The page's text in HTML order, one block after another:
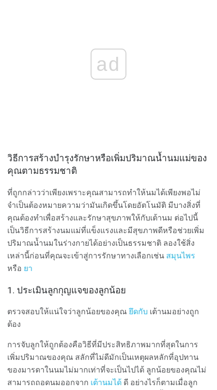
ad
วิธีการสร้างบำรุงรักษาหรือเพิ่มปริมาณน้ำนมแม่ของ
คุณตามธรรมชาติ
ที่ถูกกล่าวว่าเพียงเพราะคุณสามารถทำให้นมได้เพียงพอไม่
จำเป็นต้องหมายความว่ามันเกิดขึ้นโดยอัตโนมัติ มีบางสิ่งที่
คุณต้องทำเพื่อสร้างและรักษาสุขภาพให้กับเต้านม ต่อไปนี้
เป็นวิธีการสร้างนมแม่ที่แข็งแรงและมีสุขภาพดีหรือช่วยเพิ่ม
ปริมาณน้ำนมในร่างกายได้อย่างเป็นธรรมชาติ ลองใช้สิ่ง
เหล่านี้ก่อนที่คุณจะเข้าสู่การรักษาทางเลือกเช่น สมุนไพร
หรือ ยา
1. ประเมินลูกกุญแจของลูกน้อย
ตรวจสอบให้แน่ใจว่าลูกน้อยของคุณ ยึดกับ เต้านมอย่างถูก
ต้อง
การจับลูกให้ถูกต้องคือวิธีที่มีประสิทธิภาพมากที่สุดในการ
เพิ่มปริมาณของคุณ สลักที่ไม่ดีมักเป็นเหตุผลหลักที่อุปทาน
ของมารดาในนมไม่มากเท่าที่จะเป็นไปได้ ลูกน้อยของคุณไม่
สามารถถอดนมออกจาก เต้านมได้ ดี อย่างไรก็ตามเมื่อลูก